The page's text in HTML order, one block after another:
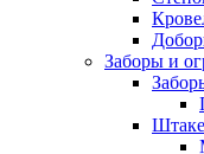
Заборы и